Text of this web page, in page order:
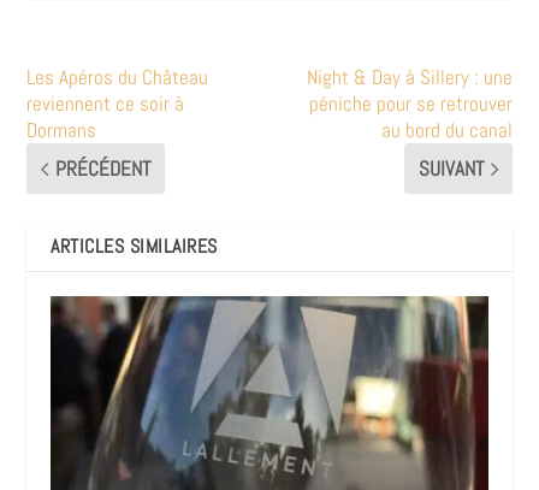
Les Apéros du Château
reviennent ce soir à
Dormans
PRÉCÉDENT
Night & Day à Sillery : une
péniche pour se retrouver
au bord du canal
SUIVANT
ARTICLES SIMILAIRES